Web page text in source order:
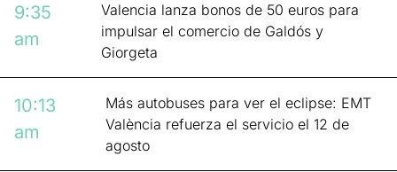
9:35
am
Valencia lanza bonos de 50 euros para
impulsar el comercio de Galdós y
Giorgeta
10:13
am
Más autobuses para ver el eclipse: EMT
València refuerza el servicio el 12 de
agosto